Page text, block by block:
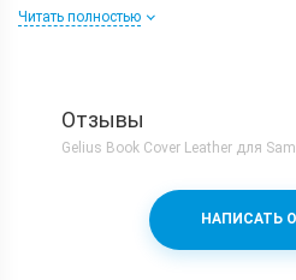
Читать полностью
Отзывы
Gelius Book Cover Leather для
НАПИСАТЬ